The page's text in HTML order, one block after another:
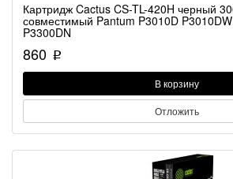
Картридж Cactus CS-TL-420H черный
совместимый Pantum P3010D
P3300DN
860 p
В корзину
Отложить